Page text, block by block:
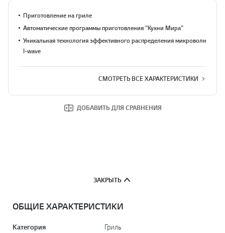
Приготовление на гриле
Автоматические программы приготовления "Кухни Мира"
Уникальная технология эффективного распределения микроволн
I-wave
СМОТРЕТЬ ВСЕ ХАРАКТЕРИСТИКИ
ДОБАВИТЬ ДЛЯ СРАВНЕНИЯ
ЗАКРЫТЬ
ОБЩИЕ ХАРАКТЕРИСТИКИ
Категория Гриль